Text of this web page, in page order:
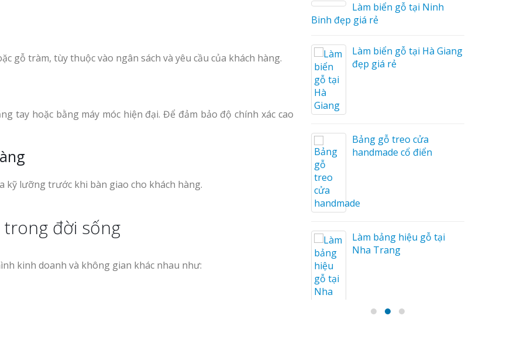
gỗ tràm, tùy thuộc vào ngân sách và yêu cầu của khách hàng.
tay hoặc bằng máy móc hiện đại. Để đảm bảo độ chính xác cao
kỹ lưỡng trước khi bàn giao cho khách hàng.
trong đời sống
kinh doanh và không gian khác nhau như:
Làm Hộp Đèn Siêu Mỏng
Vinh Thu Hút Mọi Ánh Nhìn
Làm biển gỗ tại Ninh
Binh đẹp giá rẻ
Làm biển gỗ tại Hà Giang
đẹp giá rẻ
Bảng gỗ treo cửa
handmade cổ điển
Làm bảng hiệu gỗ tại
Nha Trang
Tóc
Nha Trang